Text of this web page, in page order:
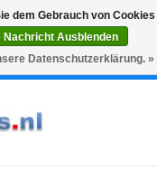
0 Artikel - €0,00
dem Gebrauch von Cookies
Nachricht Ausblenden
Datenschutzerklärung. »